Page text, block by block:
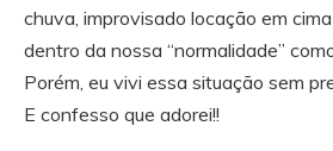
chuva, improvisado locação em
dentro da nossa “normalidade”
Porém, eu vivi essa situação sem
E confesso que adorei!!